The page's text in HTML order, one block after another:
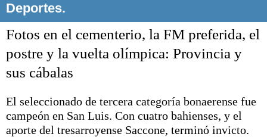
El mundo
Seguridad
Opinión
Básquetbol
Fútbol
Deportes.
Fotos en el cementerio, la FM preferida, el
postre y la vuelta olímpica: Provincia y
sus cábalas
El seleccionado de tercera categoría bonaerense fue
campeón en San Luis. Con cuatro bahienses, y el
aporte del tresarroyense Saccone, terminó invicto.